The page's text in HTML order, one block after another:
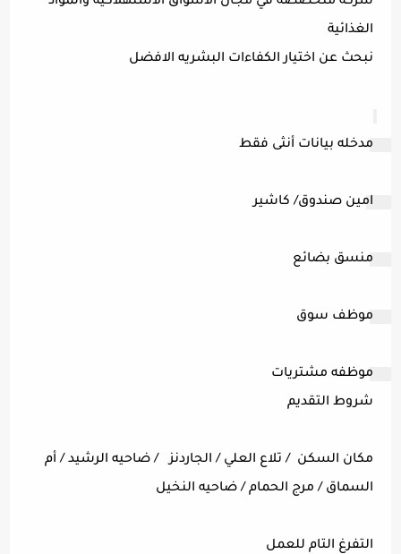
الغذائية
نبحث عن اختيار الكفاءات البشريه الافضل
مدخله بيانات أنثى فقط
امين صندوق/ كاشير
منسق بضائع
موظف سوق
موظفه مشتريات
شروط التقديم
مكان السكن / تلاع العلي / الجاردنز / ضاحيه الرشيد / أم
السماق / مرج الحمام / ضاحيه النخيل
التفرغ التام للعمل